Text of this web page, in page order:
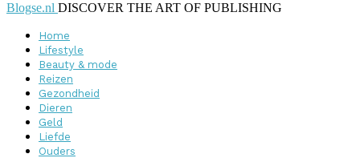
Blogse.nl DISCOVER THE ART OF PUBLISHING
Home
Lifestyle
Beauty & mode
Reizen
Gezondheid
Dieren
Geld
Liefde
Ouders